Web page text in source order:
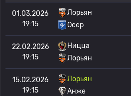
01.03.2026
19:15
Лорьян
Осер
22.02.2026
19:15
Ницца
Лорьян
15.02.2026
19:15
Лорьян
Анже